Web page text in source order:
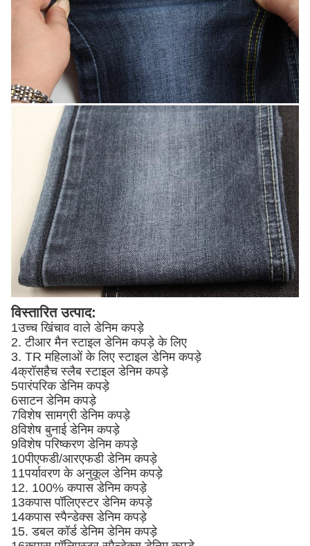
विस्तारित उत्पाद:
1उच्च खिंचाव वाले डेनिम कपड़े
2. टीआर मैन स्टाइल डेनिम कपड़े के लिए
3. TR महिलाओं के लिए स्टाइल डेनिम कपड़े
4क्रॉसहैच स्लैब स्टाइल डेनिम कपड़े
5पारंपरिक डेनिम कपड़े
6साटन डेनिम कपड़े
7विशेष सामग्री डेनिम कपड़े
8विशेष बुनाई डेनिम कपड़े
9विशेष परिष्करण डेनिम कपड़े
10पीएफडी/आरएफडी डेनिम कपड़े
11पर्यावरण के अनुकूल डेनिम कपड़े
12. 100% कपास डेनिम कपड़े
13कपास पॉलिएस्टर डेनिम कपड़े
14कपास स्पैन्डेक्स डेनिम कपड़े
15. डबल कॉर्ड डेनिम डेनिम कपड़े